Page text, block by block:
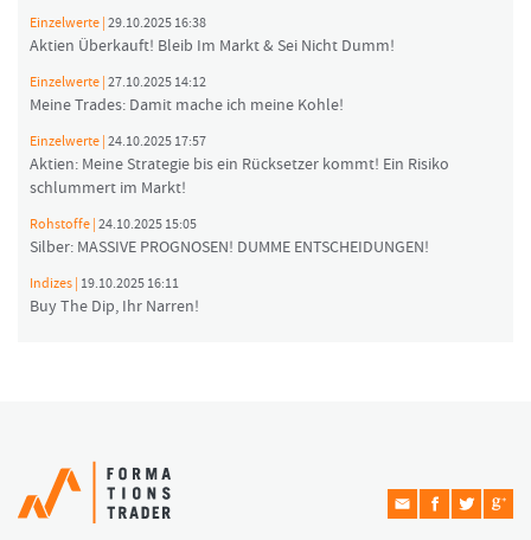
Einzelwerte | 29.10.2025 16:38
Aktien Überkauft! Bleib Im Markt & Sei Nicht Dumm!
Einzelwerte | 27.10.2025 14:12
Meine Trades: Damit mache ich meine Kohle!
Einzelwerte | 24.10.2025 17:57
Aktien: Meine Strategie bis ein Rücksetzer kommt! Ein Risiko
schlummert im Markt!
Rohstoffe | 24.10.2025 15:05
Silber: MASSIVE PROGNOSEN! DUMME ENTSCHEIDUNGEN!
Indizes | 19.10.2025 16:11
Buy The Dip, Ihr Narren!